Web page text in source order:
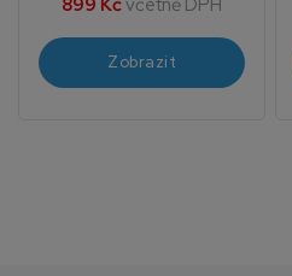
899 Kčvčetně DPH
Zobrazit